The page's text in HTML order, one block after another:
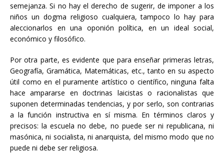
semejanza. Si no hay el derecho de sugerir, de imponer a los
niños un dogma religioso cualquiera, tampoco lo hay para
aleccionarlos en una oponión política, en un ideal social,
económico y filosófico.
Por otra parte, es evidente que para enseñar primeras letras,
Geografía, Gramática, Matemáticas, etc., tanto en su aspecto
útil como en el puramente artístico o científico, ninguna falta
hace ampararse en doctrinas laicistas o racionalistas que
suponen determinadas tendencias, y por serlo, son contrarias
a la función instructiva en sí misma. En términos claros y
precisos: la escuela no debe, no puede ser ni republicana, ni
masónica, ni socialista, ni anarquista, del mismo modo que no
puede ni debe ser religiosa.